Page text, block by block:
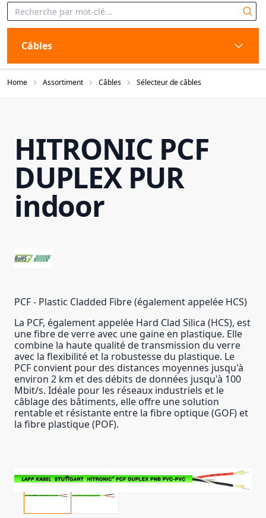
Câbles
Home Assortiment Câbles Sélecteur de câbles
HITRONIC PCF
DUPLEX PUR
indoor
PCF - Plastic Cladded Fibre (également appelée HCS)
La PCF, également appelée Hard Clad Silica (HCS), est
une fibre de verre avec une gaine en plastique. Elle
combine la haute qualité de transmission du verre
avec la flexibilité et la robustesse du plastique. Le
PCF convient pour des distances moyennes jusqu'à
environ 2 km et des débits de données jusqu'à 100
Mbit/s. Idéale pour les réseaux industriels et le
câblage des bâtiments, elle offre une solution
rentable et résistante entre la fibre optique (GOF) et
la fibre plastique (POF).